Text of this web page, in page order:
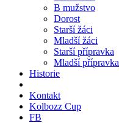
B mužstvo
Dorost
Starší žáci
Mladší žáci
Starší přípravka
Mladší přípravka
Historie
Kontakt
Kolbozz Cup
FB